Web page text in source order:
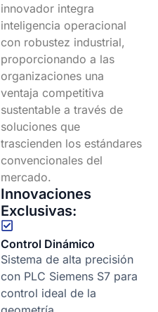
innovador integra
inteligencia operacional
con robustez industrial,
proporcionando a las
organizaciones una
ventaja competitiva
sustentable a través de
soluciones que
trascienden los estándares
convencionales del
mercado.
Innovaciones
Exclusivas:
Control Dinámico
Sistema de alta precisión
con PLC Siemens S7 para
control ideal de la